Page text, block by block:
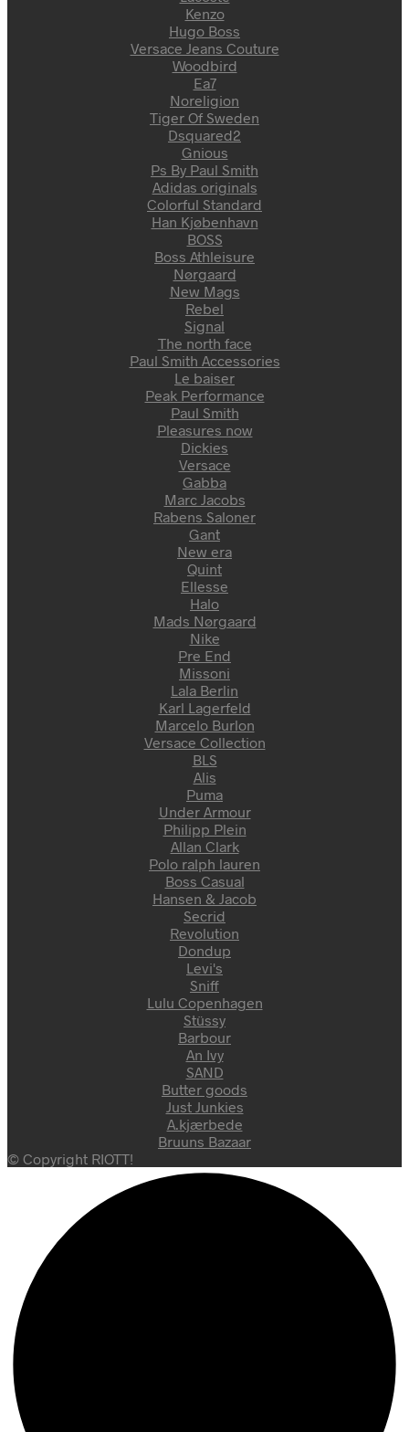
Kenzo
Hugo Boss
Versace Jeans Couture
Woodbird
Ea7
Noreligion
Tiger Of Sweden
Dsquared2
Gnious
Ps By Paul Smith
Adidas originals
Colorful Standard
Han Kjøbenhavn
BOSS
Boss Athleisure
Nørgaard
New Mags
Rebel
Signal
The north face
Paul Smith Accessories
Le baiser
Peak Performance
Paul Smith
Pleasures now
Dickies
Versace
Gabba
Marc Jacobs
Rabens Saloner
Gant
New era
Quint
Ellesse
Halo
Mads Nørgaard
Nike
Pre End
Missoni
Lala Berlin
Karl Lagerfeld
Marcelo Burlon
Versace Collection
BLS
Alis
Puma
Under Armour
Philipp Plein
Allan Clark
Polo ralph lauren
Boss Casual
Hansen & Jacob
Secrid
Revolution
Dondup
Levi's
Sniff
Lulu Copenhagen
Stüssy
Barbour
An Ivy
SAND
Butter goods
Just Junkies
A.kjærbede
Bruuns Bazaar
© Copyright RIOTT!